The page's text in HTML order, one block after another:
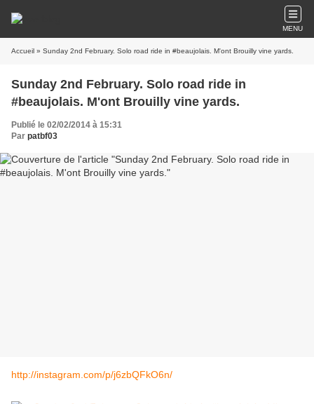
MENU
Accueil » Sunday 2nd February. Solo road ride in #beaujolais. M'ont Brouilly vine yards.
Sunday 2nd February. Solo road ride in
#beaujolais. M'ont Brouilly vine yards.
Publié le 02/02/2014 à 15:31
Par patbf03
http://instagram.com/p/j6zbQFkO6n/